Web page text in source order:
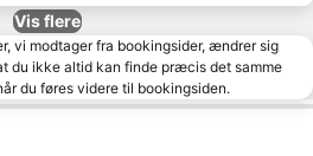
Vis flere
vi modtager fra bookingsider, ændrer sig
du ikke altid kan finde præcis det samme
du føres videre til bookingsiden.